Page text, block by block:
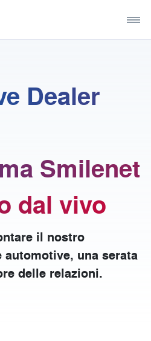
Dealer
Smilenet
dal vivo
il nostro
una serata
delle relazioni.